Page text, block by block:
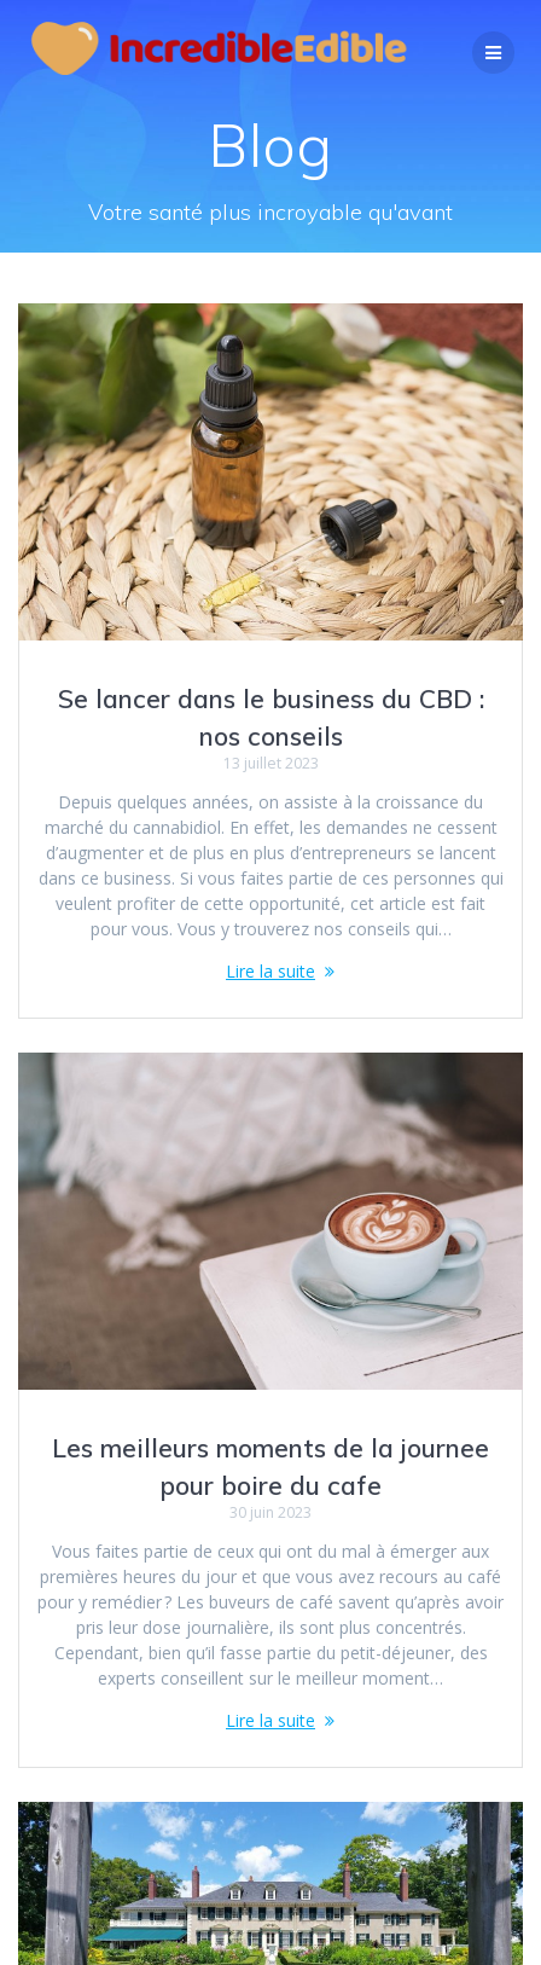
au
contenu
Blog
Votre santé plus incroyable qu'avant
Se lancer dans le business du CBD :
nos conseils
13 juillet 2023
Depuis quelques années, on assiste à la croissance du
marché du cannabidiol. En effet, les demandes ne cessent
d’augmenter et de plus en plus d’entrepreneurs se lancent
dans ce business. Si vous faites partie de ces personnes qui
veulent profiter de cette opportunité, cet article est fait
pour vous. Vous y trouverez nos conseils qui…
Lire la suite
Les meilleurs moments de la journee
pour boire du cafe
30 juin 2023
Vous faites partie de ceux qui ont du mal à émerger aux
premières heures du jour et que vous avez recours au café
pour y remédier ? Les buveurs de café savent qu’après avoir
pris leur dose journalière, ils sont plus concentrés.
Cependant, bien qu’il fasse partie du petit-déjeuner, des
experts conseillent sur le meilleur moment…
Lire la suite